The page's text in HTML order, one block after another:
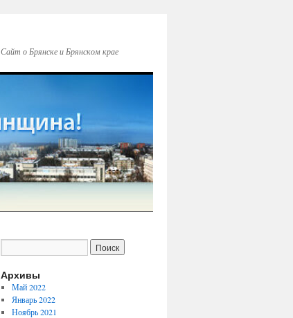
Сайт о Брянске и Брянском крае
Архивы
Май 2022
Январь 2022
Ноябрь 2021